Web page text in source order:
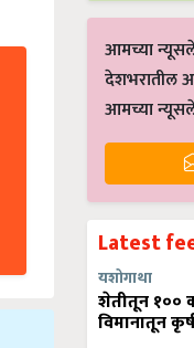
आमच्या
देशभरातील
आमच्या
Latest
यशोगाथा
शेतीतून १००
विमानातून